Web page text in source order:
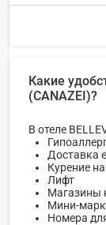
Какие
(CANAZEI)?
В отеле
Доставка
Курение
Лифт
Магазины
Мини-
Номера